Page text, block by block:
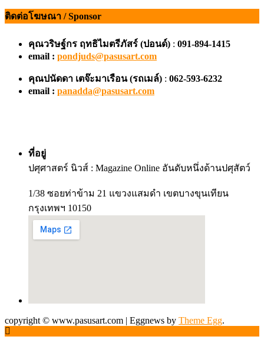
ติดต่อโฆษณา / Sponsor
คุณวริษฐ์กร ฤทธิไมตรีภัสร์ (ปอนด์) : 091-894-1415
email : pondjuds@pasusart.com
คุณปนัดดา เตจ๊ะมาเรือน (รถเมล์) : 062-593-6232
email : panadda@pasusart.com
ที่อยู่
ปศุศาสตร์ นิวส์ : Magazine Online อันดับหนึ่งด้านปศุสัตว์
1/38 ซอยท่าข้าม 21 แขวงแสมดำ เขตบางขุนเทียน
กรุงเทพฯ 10150
copyright © www.pasusart.com | Eggnews by Theme Egg.